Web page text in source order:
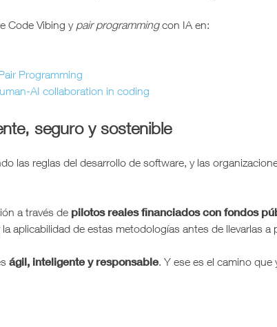
Code Vibing y pair programmingcon IA en:
Programming
AI collaboration in coding
seguro y sostenible
las reglas del desarrollo de software, y las
a través de pilotos reales financiados con fondos
aplicabilidad de estas metodologías antes de llevarlas a
ágil, inteligente y responsable. Y ese es el camino que